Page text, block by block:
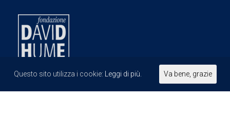
Questo sito utilizza i cookie: Leggi di più. Va bene, grazie